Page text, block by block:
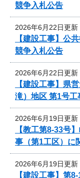
競争入札公告
2026年6月22日更新
【建設工事】公
競争入札公告
2026年6月22日更新
【建設工事】県
滝）地区 第1号
2026年6月19日更新
【教工第8-33号
事（第1工区）に
2026年6月19日更新
【建設工事】第